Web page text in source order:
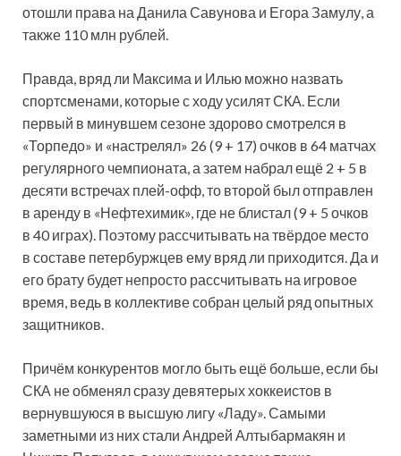
отошли права на Данила Савунова и Егора Замулу, а
также 110 млн рублей.
Правда, вряд ли Максима и Илью можно назвать
спортсменами, которые с ходу усилят СКА. Если
первый в минувшем сезоне здорово смотрелся в
«Торпедо» и «настрелял» 26 (9 + 17) очков в 64 матчах
регулярного чемпионата, а затем набрал ещё 2 + 5 в
десяти встречах плей-офф, то второй был отправлен
в аренду в «Нефтехимик», где не блистал (9 + 5 очков
в 40 играх). Поэтому рассчитывать на твёрдое место
в составе петербуржцев ему вряд ли приходится. Да и
его брату будет непросто рассчитывать на игровое
время, ведь в коллективе собран целый ряд опытных
защитников.
Причём конкурентов могло быть ещё больше, если бы
СКА не обменял сразу девятерых хоккеистов в
вернувшуюся в высшую лигу «Ладу». Самыми
заметными из них стали Андрей Алтыбармакян и